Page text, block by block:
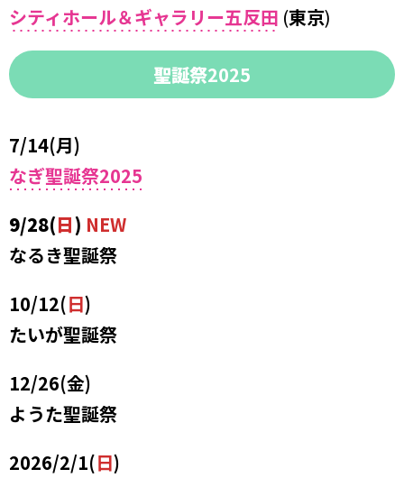
シティホール＆ギャラリー五反田 (東京)
聖誕祭2025
7/14(月)
なぎ聖誕祭2025
9/28(日) NEW
なるき聖誕祭
10/12(日)
たいが聖誕祭
12/26(金)
ようた聖誕祭
2026/2/1(日)